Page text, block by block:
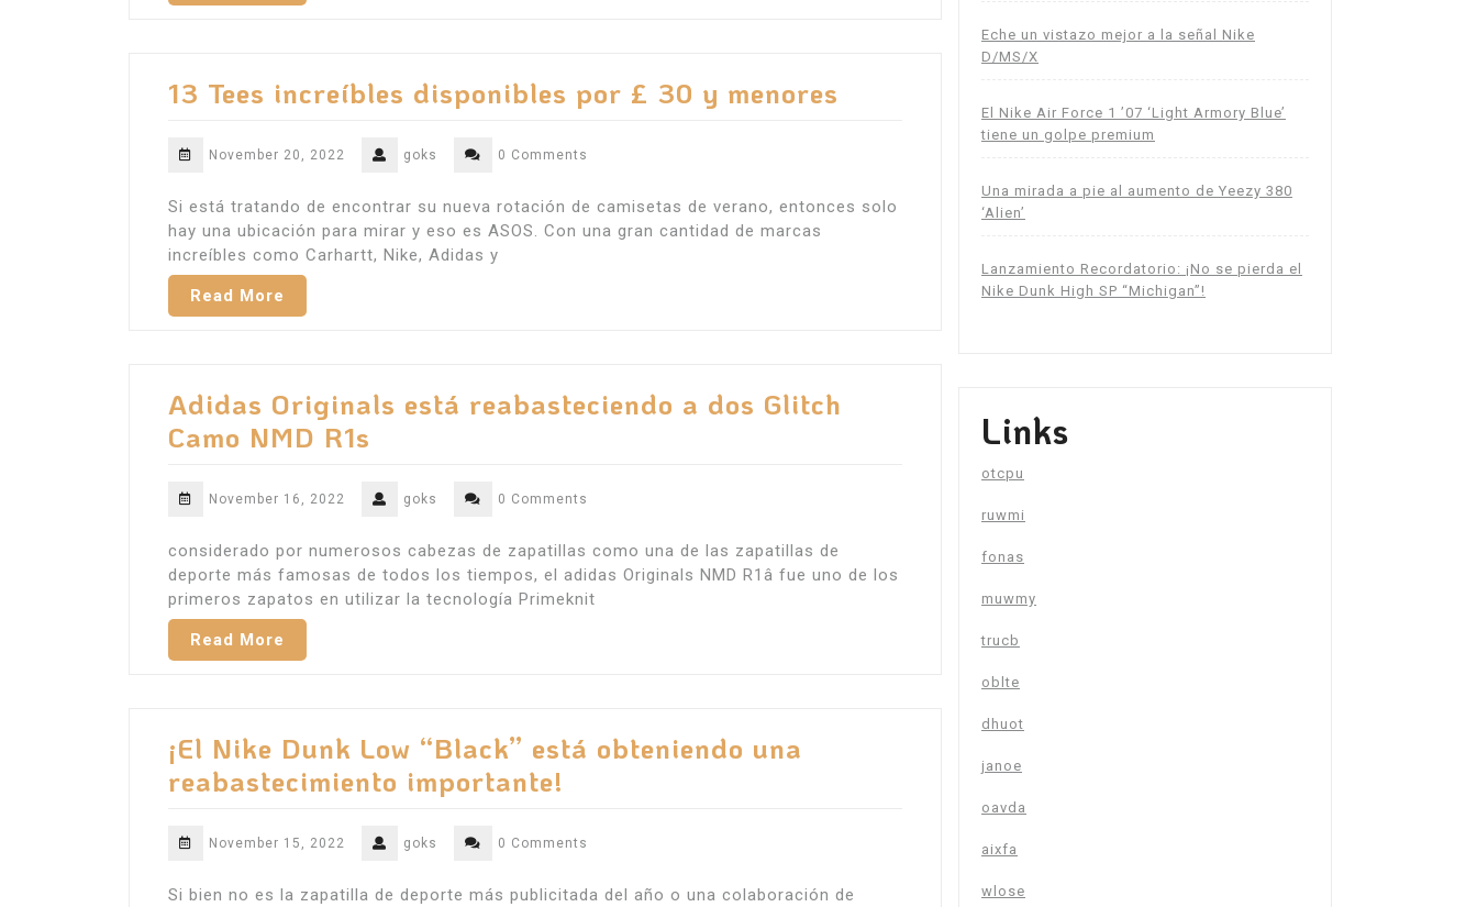
13 Tees increíbles disponibles por £ 30 y menores
November 20, 2022 goks 0 Comments
Si está tratando de encontrar su nueva rotación de camisetas de verano, entonces solo
hay una ubicación para mirar y eso es ASOS. Con una gran cantidad de marcas
increíbles como Carhartt, Nike, Adidas y
Read More
Adidas Originals está reabasteciendo a dos Glitch
Camo NMD R1s
November 16, 2022 goks 0 Comments
considerado por numerosos cabezas de zapatillas como una de las zapatillas de
deporte más famosas de todos los tiempos, el adidas Originals NMD R1â fue uno de los
primeros zapatos en utilizar la tecnología Primeknit
Read More
¡El Nike Dunk Low “Black” está obteniendo una
reabastecimiento importante!
November 15, 2022 goks 0 Comments
Si bien no es la zapatilla de deporte más publicitada del año o una colaboración de
Eche un vistazo mejor a la señal Nike
D/MS/X
El Nike Air Force 1 ’07 ‘Light Armory Blue’
tiene un golpe premium
Una mirada a pie al aumento de Yeezy 380
‘Alien’
Lanzamiento Recordatorio: ¡No se pierda el
Nike Dunk High SP “Michigan”!
Links
otcpu
ruwmi
fonas
muwmy
trucb
oblte
dhuot
janoe
oavda
aixfa
wlose